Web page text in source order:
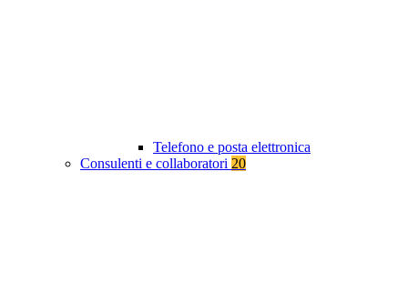
Telefono e posta elettronica
Consulenti e collaboratori 20